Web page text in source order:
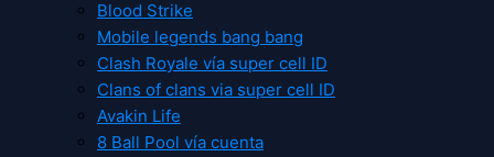
Blood Strike
Mobile legends bang bang
Clash Royale vía super cell ID
Clans of clans via super cell ID
Avakin Life
8 Ball Pool vía cuenta